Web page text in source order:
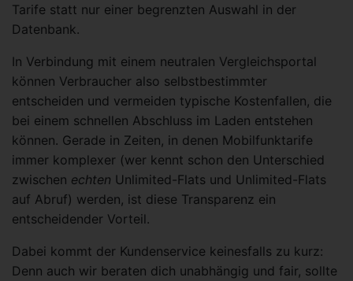
Tarife statt nur einer begrenzten Auswahl in der
Datenbank.
In Verbindung mit einem neutralen Vergleichsportal
können Verbraucher also selbstbestimmter
entscheiden und vermeiden typische Kostenfallen, die
bei einem schnellen Abschluss im Laden entstehen
können. Gerade in Zeiten, in denen Mobilfunktarife
immer komplexer (wer kennt schon den Unterschied
zwischen echten Unlimited-Flats und Unlimited-Flats
auf Abruf) werden, ist diese Transparenz ein
entscheidender Vorteil.
Dabei kommt der Kundenservice keinesfalls zu kurz:
Denn auch wir beraten dich unabhängig und fair, sollte